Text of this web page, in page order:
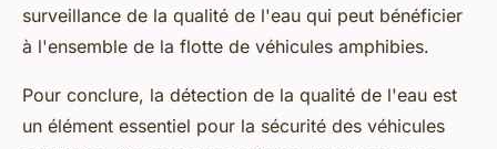
surveillance de la qualité de l'eau qui peut bénéficier
à l'ensemble de la flotte de véhicules amphibies.
Pour conclure, la détection de la qualité de l'eau est
un élément essentiel pour la sécurité des véhicules